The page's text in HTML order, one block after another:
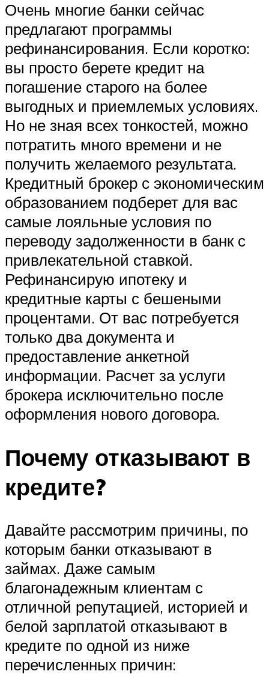
Очень многие банки сейчас
предлагают программы
рефинансирования. Если коротко:
вы просто берете кредит на
погашение старого на более
выгодных и приемлемых условиях.
Но не зная всех тонкостей, можно
потратить много времени и не
получить желаемого результата.
Кредитный брокер с экономическим
образованием подберет для вас
самые лояльные условия по
переводу задолженности в банк с
привлекательной ставкой.
Рефинансирую ипотеку и
кредитные карты с бешеными
процентами. От вас потребуется
только два документа и
предоставление анкетной
информации. Расчет за услуги
брокера исключительно после
оформления нового договора.
Почему отказывают в
кредите?
Давайте рассмотрим причины, по
которым банки отказывают в
займах. Даже самым
благонадежным клиентам с
отличной репутацией, историей и
белой зарплатой отказывают в
кредите по одной из ниже
перечисленных причин: